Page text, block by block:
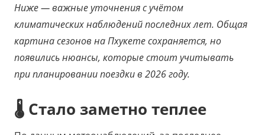
Ниже — важные уточнения с учётом
климатических наблюдений последних лет. Общая
картина сезонов на Пхукете сохраняется, но
появились нюансы, которые стоит учитывать
при планировании поездки в 2026 году.
🌡️ Стало заметно теплее